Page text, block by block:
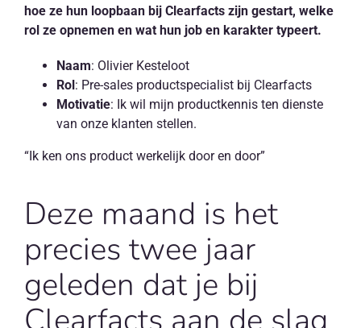
hoe ze hun loopbaan bij Clearfacts zijn gestart, welke
rol ze opnemen en wat hun job en karakter typeert.
Naam: Olivier Kesteloot
Rol: Pre-sales productspecialist bij Clearfacts
Motivatie: Ik wil mijn productkennis ten dienste
van onze klanten stellen.
“Ik ken ons product werkelijk door en door”
Deze maand is het
precies twee jaar
geleden dat je bij